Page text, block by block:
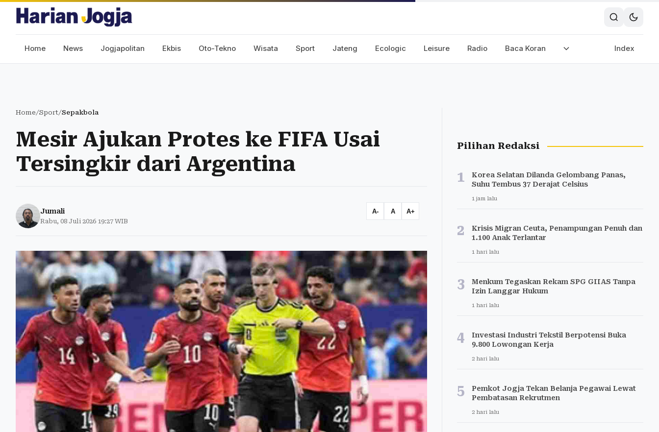
Home News Jogjapolitan Ekbis Oto-Tekno Wisata Sport Jateng Ecologic Leisure Radio Baca Koran Index
Home/Sport/Sepakbola
Mesir Ajukan Protes ke FIFA Usai
Tersingkir dari Argentina
Jumali
Rabu, 08 Juli 2026 19:27 WIB
A- A A+
Pilihan Redaksi
1
Korea Selatan Dilanda Gelombang Panas,
Suhu Tembus 37 Derajat Celsius
1 jam lalu
2
Krisis Migran Ceuta, Penampungan Penuh dan
1.100 Anak Terlantar
1 hari lalu
3
Menkum Tegaskan Rekam SPG GIIAS Tanpa
Izin Langgar Hukum
1 hari lalu
4
Investasi Industri Tekstil Berpotensi Buka
9.800 Lowongan Kerja
2 hari lalu
5
Pemkot Jogja Tekan Belanja Pegawai Lewat
Pembatasan Rekrutmen
2 hari lalu